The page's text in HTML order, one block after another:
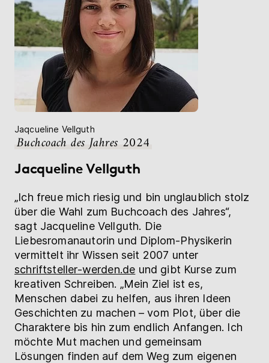
Jaqcueline Vellguth
Buchcoach des Jahres 2024
Jacqueline Vellguth
„Ich freue mich riesig und bin unglaublich stolz
über die Wahl zum Buchcoach des Jahres“,
sagt Jacqueline Vellguth. Die
Liebesromanautorin und Diplom-Physikerin
vermittelt ihr Wissen seit 2007 unter
schriftsteller-werden.de und gibt Kurse zum
kreativen Schreiben. „Mein Ziel ist es,
Menschen dabei zu helfen, aus ihren Ideen
Geschichten zu machen – vom Plot, über die
Charaktere bis hin zum endlich Anfangen. Ich
möchte Mut machen und gemeinsam
Lösungen finden auf dem Weg zum eigenen